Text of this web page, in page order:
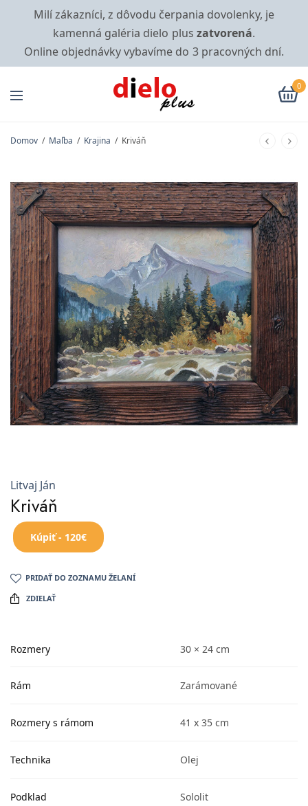
Milí zákazníci, z dôvodu čerpania dovolenky, je
kamenná galéria dielo plus zatvorená.
Online objednávky vybavíme do 3 pracovných dní.
0
Domov / Maľba / Krajina / Kriváň
Litvaj Ján
Kriváň
Kúpiť - 120€
PRIDAŤ DO ZOZNAMU ŽELANÍ
ZDIELAŤ
Rozmery 30 × 24 cm
Rám Zarámované
Rozmery s rámom 41 x 35 cm
Technika Olej
Podklad Sololit